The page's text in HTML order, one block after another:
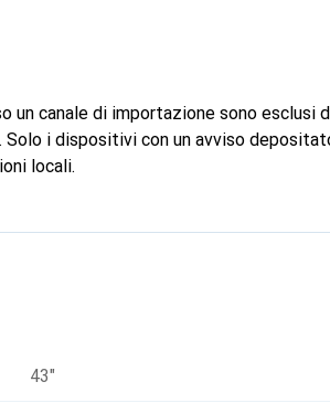
serie di avatar e design giocosi. I
limitare il tempo di visione della TV e
i comandi vocali dell'Assistente Google
e controllare la TV. Potrai rispondere a
controllare chi sta suonando il
un canale di importazione sono esclusi
i dispositivi con un avviso
locali.
43"